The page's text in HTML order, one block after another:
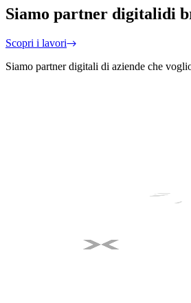
Siamo partner digitalidi
Scopri i lavori
Siamo partner digitali di aziende che